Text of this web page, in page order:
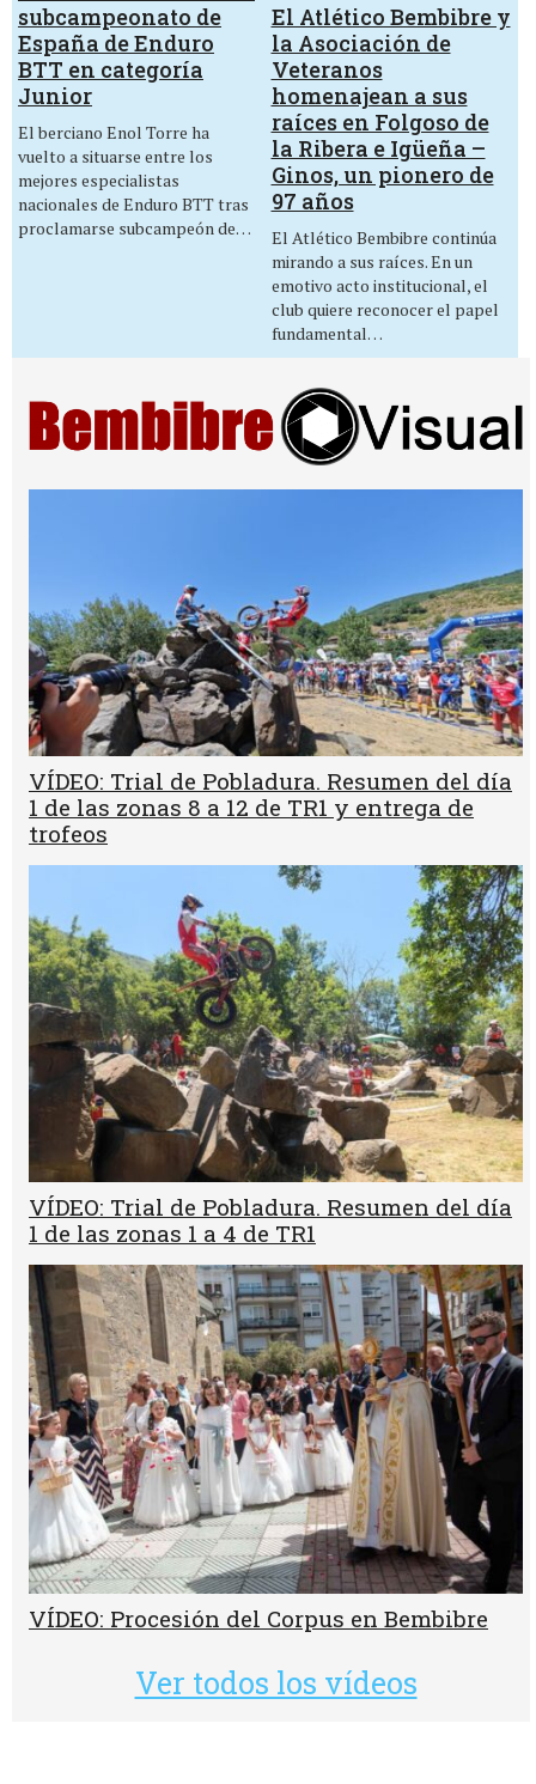
subcampeonato de
España de Enduro
BTT en categoría
Junior
El berciano Enol Torre ha
vuelto a situarse entre los
mejores especialistas
nacionales de Enduro BTT tras
proclamarse subcampeón de…
El Atlético Bembibre y
la Asociación de
Veteranos
homenajean a sus
raíces en Folgoso de
la Ribera e Igüeña –
Ginos, un pionero de
97 años
El Atlético Bembibre continúa
mirando a sus raíces. En un
emotivo acto institucional, el
club quiere reconocer el papel
fundamental…
VÍDEO: Trial de Pobladura. Resumen del día
1 de las zonas 8 a 12 de TR1 y entrega de
trofeos
VÍDEO: Trial de Pobladura. Resumen del día
1 de las zonas 1 a 4 de TR1
VÍDEO: Procesión del Corpus en Bembibre
Ver todos los vídeos